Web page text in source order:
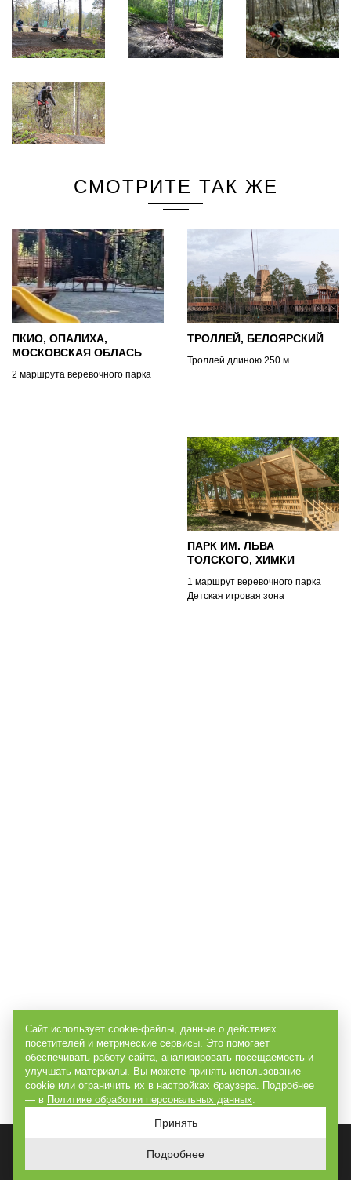
СМОТРИТЕ ТАК ЖЕ
ПКИО, ОПАЛИХА,
МОСКОВСКАЯ ОБЛАСЬ
2 маршрута веревочного парка
ТРОЛЛЕЙ, БЕЛОЯРСКИЙ
Троллей длиною 250 м.
ПАРК ИМ. ЛЬВА
ТОЛСКОГО, ХИМКИ
1 маршрут веревочного парка
Детская игровая зона
ГЛАВНАЯ
Сайт использует cookie-файлы, данные о действиях
посетителей и метрические сервисы. Это помогает
обеспечивать работу сайта, анализировать посещаемость и
улучшать материалы. Вы можете принять использование
cookie или ограничить их в настройках браузера. Подробнее
— в Политике обработки персональных данных.
Принять
Подробнее